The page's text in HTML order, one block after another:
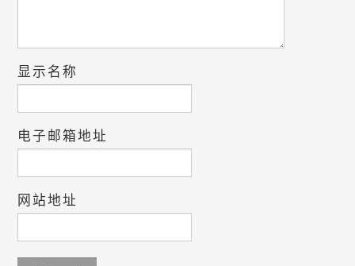
显示名称
电子邮箱地址
网站地址